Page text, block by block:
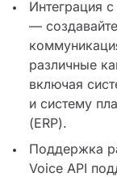
Интеграция
—
различные
включая
и систему
(ERP).
Поддержка
Voice API